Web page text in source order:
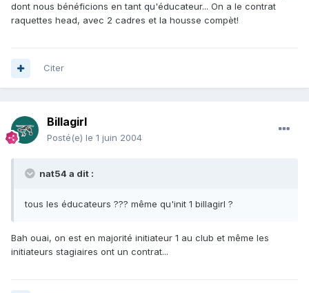
dont nous bénéficions en tant qu'éducateur... On a le contrat
raquettes head, avec 2 cadres et la housse compèt!
Citer
Billagirl
Posté(e) le 1 juin 2004
nat54 a dit :
tous les éducateurs ??? même qu'init 1 billagirl ?
Bah ouai, on est en majorité initiateur 1 au club et même les
initiateurs stagiaires ont un contrat...